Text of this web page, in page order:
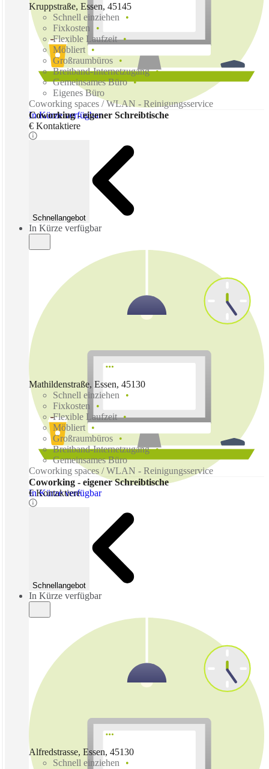
In Kürze verfügbar
Kruppstraße, Essen, 45145
Schnell einziehen
Fixkosten
Flexible Laufzeit
Möbliert
Großraumbüros
Breitband-Internetzugang
Gemeinsames Büro
Eigenes Büro
Coworking spaces / WLAN - Reinigungsservice
Coworking - eigener Schreibtische
€ Kontaktiere
Schnellangebot
In Kürze verfügbar
In Kürze verfügbar
Mathildenstraße, Essen, 45130
Schnell einziehen
Fixkosten
Flexible Laufzeit
Möbliert
Großraumbüros
Breitband-Internetzugang
Gemeinsames Büro
Coworking spaces / WLAN - Reinigungsservice
Coworking - eigener Schreibtische
€ Kontaktiere
Schnellangebot
In Kürze verfügbar
Alfredstrasse, Essen, 45130
Schnell einziehen